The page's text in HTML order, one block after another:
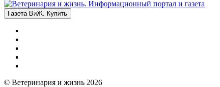
Газета ВиЖ. Купить
© Ветеринария и жизнь 2026